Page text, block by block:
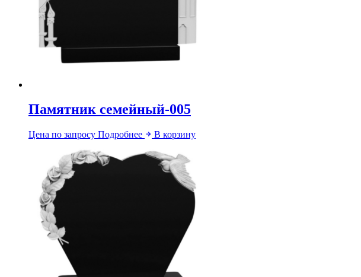
Памятник семейный-005
Цена по запросу Подробнее В корзину